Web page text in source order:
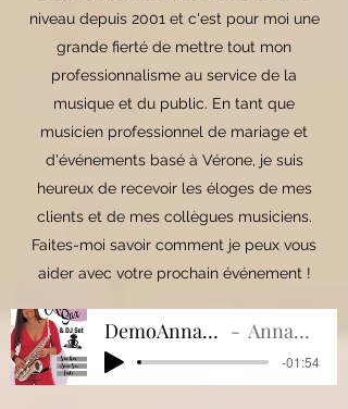
niveau depuis 2001 et c'est pour moi une
grande fierté de mettre tout mon
professionnalisme au service de la
musique et du public. En tant que
musicien professionnel de mariage et
d'événements basé à Vérone, je suis
heureux de recevoir les éloges de mes
clients et de mes collègues musiciens.
Faites-moi savoir comment je peux vous
aider avec votre prochain événement !
DemoAnnaSaxDjSet2022 AnnaSax & Dj Set
-01:54